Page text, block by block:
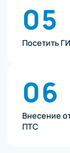
05
Посетить
06
Внесение
ПТС